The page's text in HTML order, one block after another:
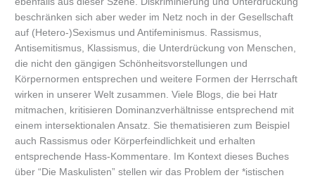
beschränken sich aber weder im Netz noch in der Gesellschaft
auf (Hetero-)Sexismus und Antifeminismus. Rassismus,
Antisemitismus, Klassismus, die Unterdrückung von Menschen,
die nicht den gängigen Schönheitsvorstellungen und
Körpernormen entsprechen und weitere Formen der Herrschaft
wirken in unserer Welt zusammen. Viele Blogs, die bei Hatr
mitmachen, kritisieren Dominanzverhältnisse entsprechend mit
einem intersektionalen Ansatz. Sie thematisieren zum Beispiel
auch Rassismus oder Körperfeindlichkeit und erhalten
entsprechende Hass-Kommentare. Im Kontext dieses Buches
über “Die Maskulisten” stellen wir das Problem der *istischen